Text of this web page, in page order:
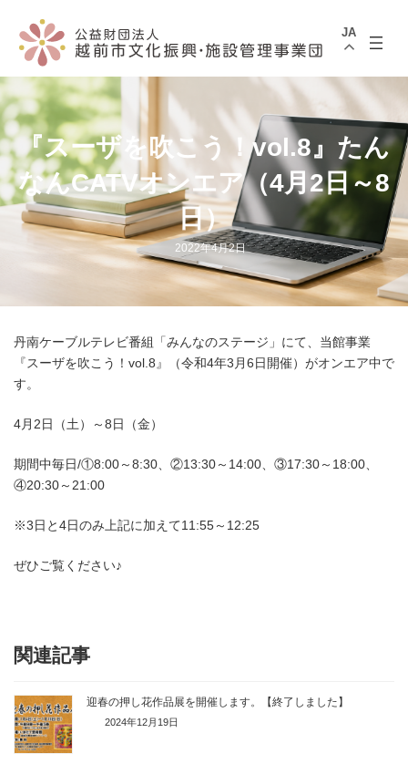
へ
ス
キ
ッ
プ
ョ
ン
に
移
動
JA
『スーザを吹こう！vol.8』たん
なんCATVオンエア（4月2日～8
日）
2022年4月2日
丹南ケーブルテレビ番組「みんなのステージ」にて、当館事業
『スーザを吹こう！vol.8』（令和4年3月6日開催）がオンエア中で
す。
4月2日（土）～8日（金）
期間中毎日/①8:00～8:30、②13:30～14:00、③17:30～18:00、
④20:30～21:00
※3日と4日のみ上記に加えて11:55～12:25
ぜひご覧ください♪
関連記事
迎春の押し花作品展を開催します。【終了しました】
2024年12月19日